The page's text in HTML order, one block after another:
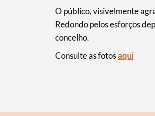
O público, visivelmente
Redondo pelos esforços
concelho.
Consulte as fotosaqui